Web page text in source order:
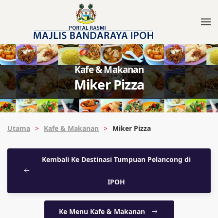
Kafe & Makanan
Miker Pizza
Utama Kafe & Makanan Miker Pizza
Kembali Ke Destinasi Tumpuan Pelancong di
IPOH
Ke Menu Kafe & Makanan